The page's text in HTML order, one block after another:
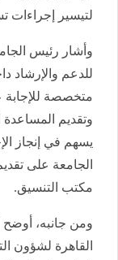
لتيسير إجراءات
وأشار رئيس
للدعم والإرشاد
متخصصة للإجابة
وتقديم المساعدة
يسهم في إنجاز
الجامعة على
مكتب التنسيق.
ومن جانبه،
القاهرة لشؤون